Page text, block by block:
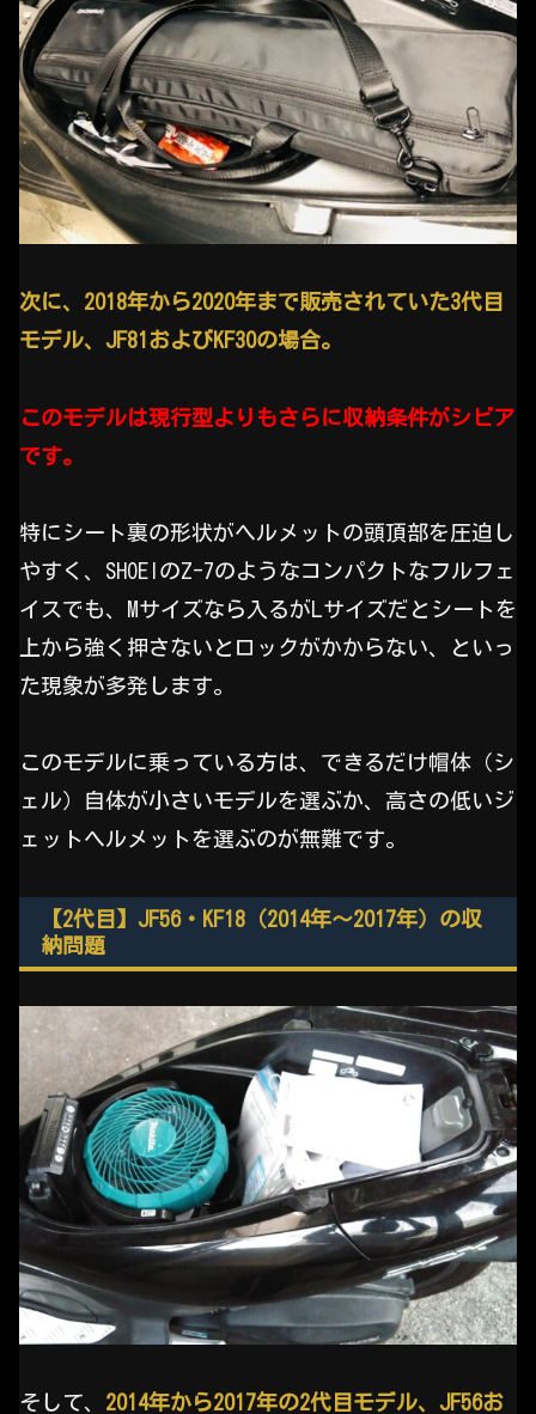
次に、2018年から2020年まで販売されていた3代目
モデル、JF81およびKF30の場合。
このモデルは現行型よりもさらに収納条件がシビア
です。
特にシート裏の形状がヘルメットの頭頂部を圧迫し
やすく、SHOEIのZ-7のようなコンパクトなフルフェ
イスでも、Mサイズなら入るがLサイズだとシートを
上から強く押さないとロックがかからない、といっ
た現象が多発します。
このモデルに乗っている方は、できるだけ帽体（シ
ェル）自体が小さいモデルを選ぶか、高さの低いジ
ェットヘルメットを選ぶのが無難です。
【2代目】JF56・KF18（2014年〜2017年）の収
納問題
そして、 2014年から2017年の2代目モデル、JF56お